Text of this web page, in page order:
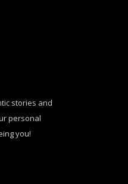
stories and
personal
you!